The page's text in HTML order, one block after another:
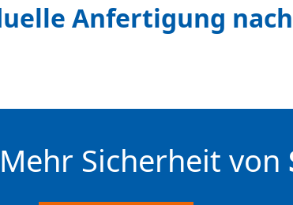
Anfertigung
Mehr Sicherheit von